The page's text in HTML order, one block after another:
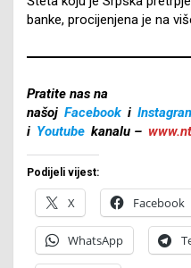
banke, procijenjena je na
Pratite nas na
našoj Facebook i
i Youtube kanalu –
Podijeli vijest:
X Facebook
WhatsApp